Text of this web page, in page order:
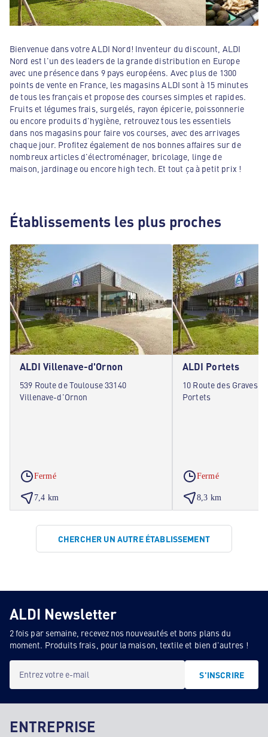
Bienvenue dans votre ALDI Nord! Inventeur du discount, ALDI
Nord est l'un des leaders de la grande distribution en Europe
avec une présence dans 9 pays européens. Avec plus de 1300
points de vente en France, les magasins ALDI sont à 15 minutes
de tous les français et propose des courses simples et rapides.
Fruits et légumes frais, surgelés, rayon épicerie, poissonnerie
ou encore produits d'hygiène, retrouvez tous les essentiels
dans nos magasins pour faire vos courses, avec des arrivages
chaque jour. Profitez également de nos bonnes affaires sur de
nombreux articles d'électroménager, bricolage, linge de
maison, jardinage ou encore high tech. Et tout ça à petit prix !
Établissements les plus proches
ALDI Villenave-d'Ornon
539 Route de Toulouse 33140
Villenave-d'Ornon
Fermé
7,4 km
ALDI Portets
10 Route des Graves
Portets
Fermé
8,3 km
CHERCHER UN AUTRE ÉTABLISSEMENT
ALDI Newsletter
2 fois par semaine, recevez nos nouveautés et bons plans du
moment. Produits frais, pour la maison, textile et bien d'autres !
Entrez votre e-mail S'INSCRIRE
ENTREPRISE